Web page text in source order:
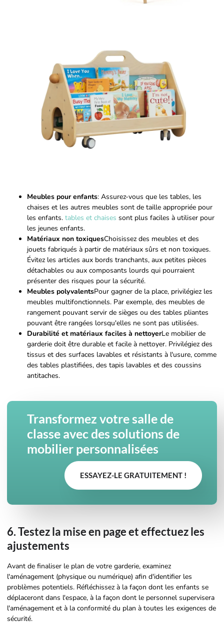
Meubles pour enfants: Assurez-vous que les tables, les
chaises et les autres meubles sont de taille appropriée pour
les enfants. tables et chaises sont plus faciles à utiliser pour
les jeunes enfants.
Matériaux non toxiquesChoisissez des meubles et des
jouets fabriqués à partir de matériaux sûrs et non toxiques.
Évitez les articles aux bords tranchants, aux petites pièces
détachables ou aux composants lourds qui pourraient
présenter des risques pour la sécurité.
Meubles polyvalentsPour gagner de la place, privilégiez les
meubles multifonctionnels. Par exemple, des meubles de
rangement pouvant servir de sièges ou des tables pliantes
pouvant être rangées lorsqu'elles ne sont pas utilisées.
Durabilité et matériaux faciles à nettoyerLe mobilier de
garderie doit être durable et facile à nettoyer. Privilégiez des
tissus et des surfaces lavables et résistants à l'usure, comme
des tables plastifiées, des tapis lavables et des coussins
antitaches.
Transformez votre salle de
classe avec des solutions de
mobilier personnalisées
ESSAYEZ-LE GRATUITEMENT !
6. Testez la mise en page et effectuez les
ajustements
Avant de finaliser le plan de votre garderie, examinez
l'aménagement (physique ou numérique) afin d'identifier les
problèmes potentiels. Réfléchissez à la façon dont les enfants se
déplaceront dans l'espace, à la façon dont le personnel supervisera
l'aménagement et à la conformité du plan à toutes les exigences de
sécurité.